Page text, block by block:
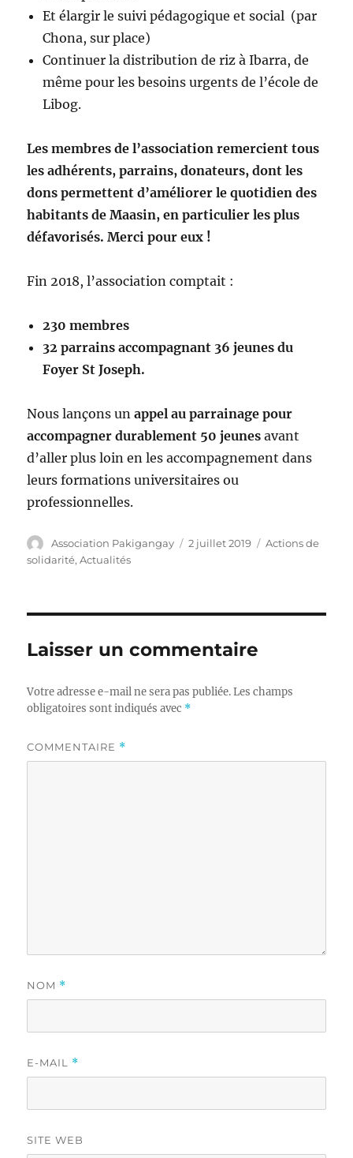
Et élargir le suivi pédagogique et social (par
Chona, sur place)
Continuer la distribution de riz à Ibarra, de
même pour les besoins urgents de l’école de
Libog.
Les membres de l’association remercient tous
les adhérents, parrains, donateurs, dont les
dons permettent d’améliorer le quotidien des
habitants de Maasin, en particulier les plus
défavorisés. Merci pour eux !
Fin 2018, l’association comptait :
230 membres
32 parrains accompagnant 36 jeunes du
Foyer St Joseph.
Nous lançons unappel au parrainage pour
accompagner durablement 50 jeunes avant
d’aller plus loin en les accompagnement dans
leurs formations universitaires ou
professionnelles.
Auteur
Association Pakigangay
Publié
2 juillet 2019 Catégories
Actions de
solidarité,Actualités
Laisser un commentaire
Votre adresse e-mail ne sera pas publiée. Les champs
obligatoires sont indiqués avec *
COMMENTAIRE *
NOM *
E-MAIL *
SITE WEB